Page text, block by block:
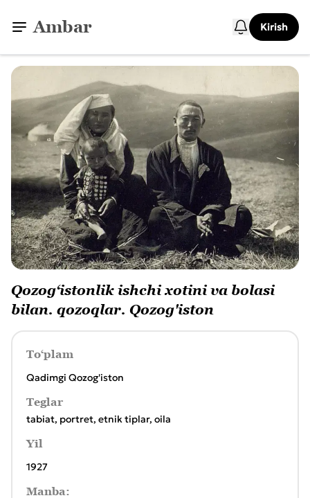
Ambar Kirish
Qozog‘istonlik ishchi xotini va bolasi
bilan. qozoqlar. Qozog'iston
To‘plam
Qadimgi Qozog'iston
Teglar
tabiat, portret, etnik tiplar, oila
Yil
1927
Manba: